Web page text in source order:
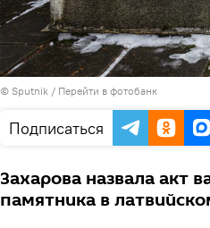
© Sputnik / Перейти в фотобанк
Подписаться
Захарова назвала акт
памятника в